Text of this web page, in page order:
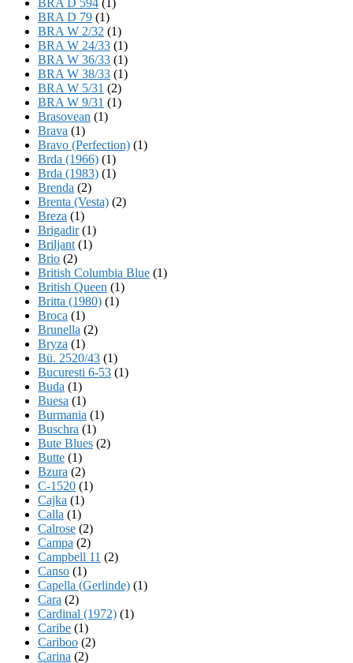
BRA D 79 (1)
BRA W 2/32 (1)
BRA W 24/33 (1)
BRA W 36/33 (1)
BRA W 38/33 (1)
BRA W 5/31 (2)
BRA W 9/31 (1)
Brasovean (1)
Brava (1)
Bravo (Perfection) (1)
Brda (1966) (1)
Brda (1983) (1)
Brenda (2)
Brenta (Vesta) (2)
Breza (1)
Brigadir(1)
Briljant (1)
Brio (2)
British Columbia Blue (1)
British Queen (1)
Britta (1980) (1)
Broca (1)
Brunella (2)
Bryza (1)
Bü. 2520/43 (1)
Bucuresti 6-53 (1)
Buda (1)
Buesa (1)
Burmania (1)
Buschra (1)
Bute Blues (2)
Butte (1)
Bzura (2)
C-1520 (1)
Cajka (1)
Calla (1)
Calrose (2)
Campa (2)
Campbell 11 (2)
Canso (1)
Capella (Gerlinde) (1)
Cara (2)
Cardinal (1972) (1)
Caribe (1)
Cariboo (2)
Carina (2)